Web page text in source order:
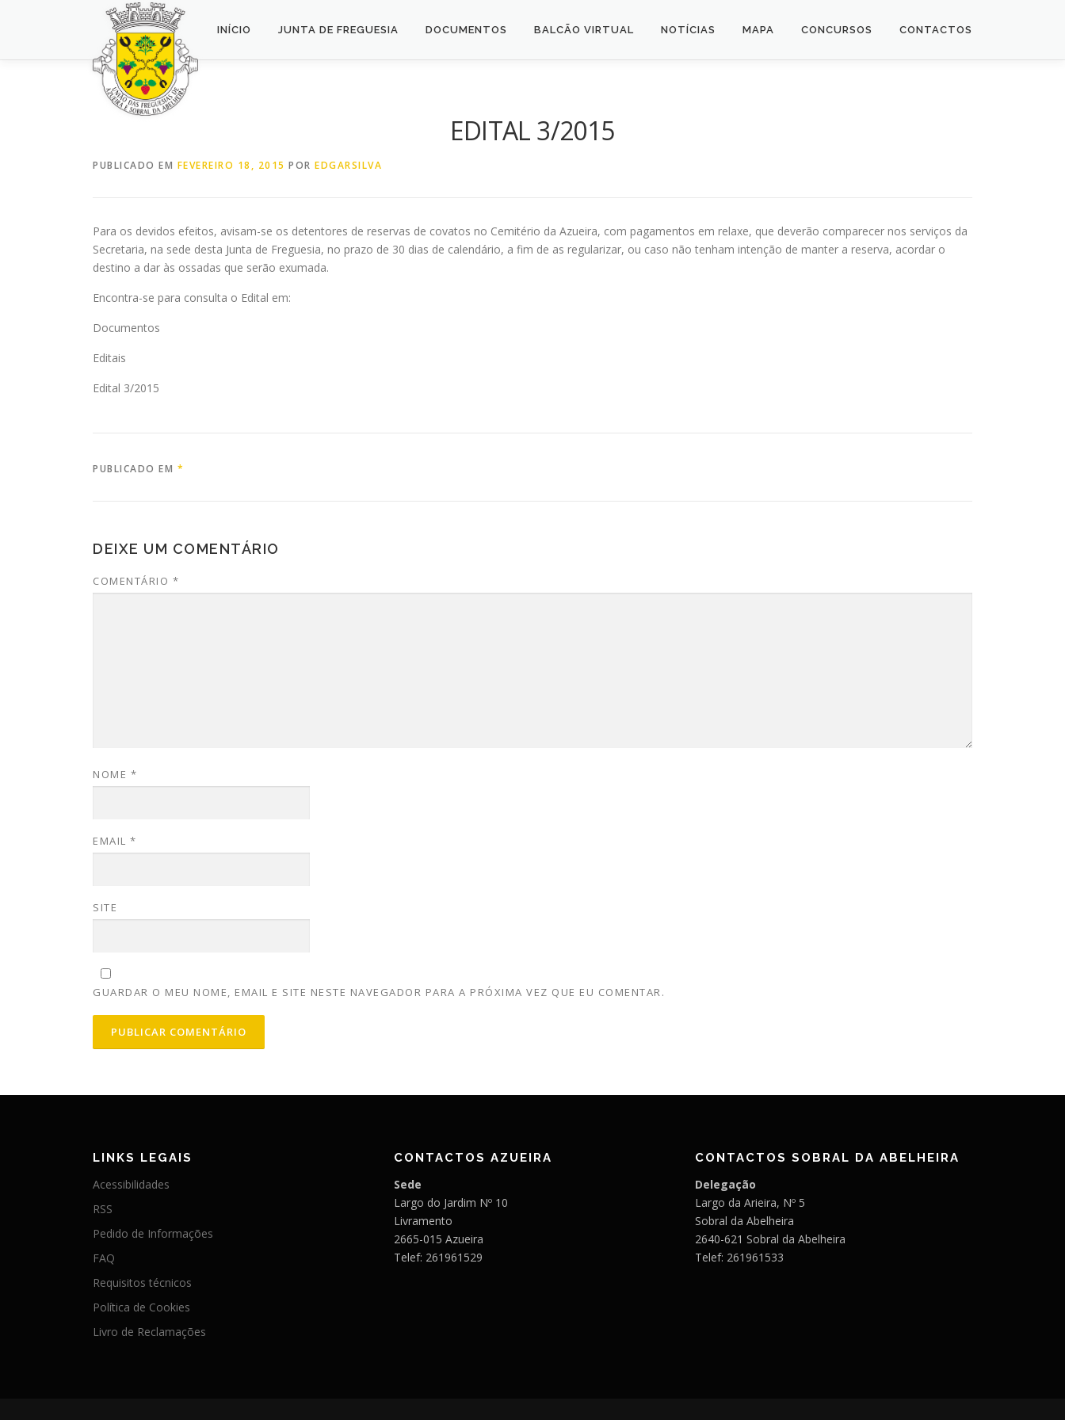
INÍCIO JUNTA DE FREGUESIA DOCUMENTOS BALCÃO VIRTUAL NOTÍCIAS MAPA CONCURSOS CONTACTOS
EDITAL 3/2015
PUBLICADO EM FEVEREIRO 18, 2015 POR EDGARSILVA
Para os devidos efeitos, avisam-se os detentores de reservas de covatos no Cemitério da Azueira, com pagamentos em relaxe, que deverão comparecer nos serviços da
Secretaria, na sede desta Junta de Freguesia, no prazo de 30 dias de calendário, a fim de as regularizar, ou caso não tenham intenção de manter a reserva, acordar o
destino a dar às ossadas que serão exumada.
Encontra-se para consulta o Edital em:
Documentos
Editais
Edital 3/2015
PUBLICADO EM *
DEIXE UM COMENTÁRIO
COMENTÁRIO *
NOME *
EMAIL *
SITE
GUARDAR O MEU NOME, EMAIL E SITE NESTE NAVEGADOR PARA A PRÓXIMA VEZ QUE EU COMENTAR.
LINKS LEGAIS
Acessibilidades
RSS
Pedido de Informações
FAQ
Requisitos técnicos
Política de Cookies
Livro de Reclamações
CONTACTOS AZUEIRA
Sede
Largo do Jardim Nº 10
Livramento
2665-015 Azueira
Telef: 261961529
CONTACTOS SOBRAL DA ABELHEIRA
Delegação
Largo da Arieira, Nº 5
Sobral da Abelheira
2640-621 Sobral da Abelheira
Telef: 261961533